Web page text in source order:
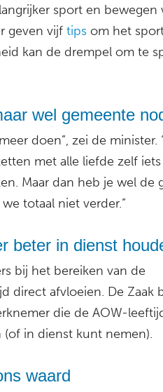
sport en bewegen
geven vijf tips om het
kan de drempel om te
wel gemeente
doen”, zei de minister.
met alle liefde zelf
Maar dan heb je wel de
totaal niet verder.”
beter in dienst
bij het bereiken van de
direct afvloeien. De Zaak
die de AOW-
in dienst kunt nemen).
waard